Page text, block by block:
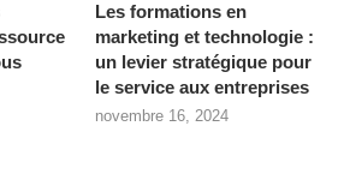
Les formations en
marketing et technologie :
un levier stratégique pour
le service aux entreprises
novembre 16, 2024